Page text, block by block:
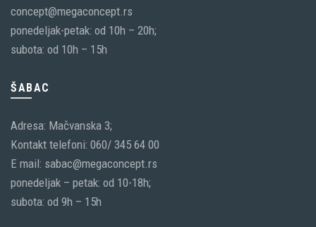
concept@megaconcept.rs
ponedeljak-petak: od 10h – 20h;
subota: od 10h – 15h
ŠABAC
Adresa: Mačvanska 3;
Kontakt telefoni: 060/ 345 64 00
E mail: sabac@megaconcept.rs
ponedeljak – petak: od 10-18h;
subota: od 9h – 15h